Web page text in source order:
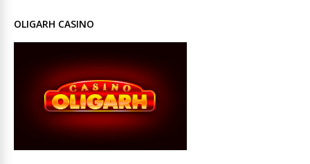
OLIGARH CASINO